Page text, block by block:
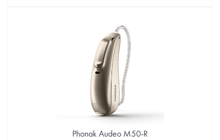
Phonak Audeo М50-R